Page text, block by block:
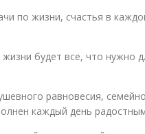
по жизни, счастья в
будет все, что нужно
равновесия,
каждый день